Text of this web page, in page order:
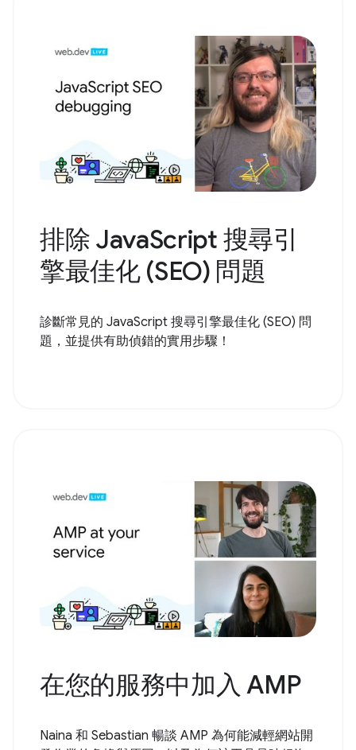
排除 JavaScript 搜尋引
擎最佳化 (SEO) 問題
診斷常見的 JavaScript 搜尋引擎最佳化 (SEO) 問
題，並提供有助偵錯的實用步驟！
在您的服務中加入 AMP
Naina 和 Sebastian 暢談 AMP 為何能減輕網站開